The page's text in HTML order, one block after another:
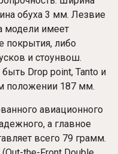
обуха 3 мм. Лезвие
модели имеет
покрытия, либо
и стоунвош.
Drop point, Tanto и
положении 187 мм.
авиационного
а главное
всего 79 грамм.